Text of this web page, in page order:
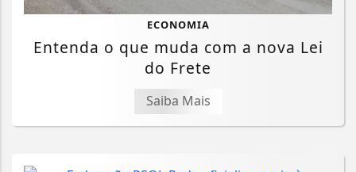
ECONOMIA
Entenda o que muda com a nova Lei
do Frete
Saiba Mais